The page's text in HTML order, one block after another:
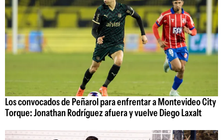
Los convocados de Peñarol para enfrentar a Montevideo City
Torque: Jonathan Rodríguez afuera y vuelve Diego Laxalt